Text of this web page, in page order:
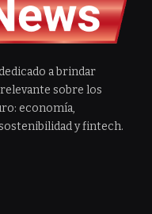
a brindar
sobre los
economía,
y fintech.